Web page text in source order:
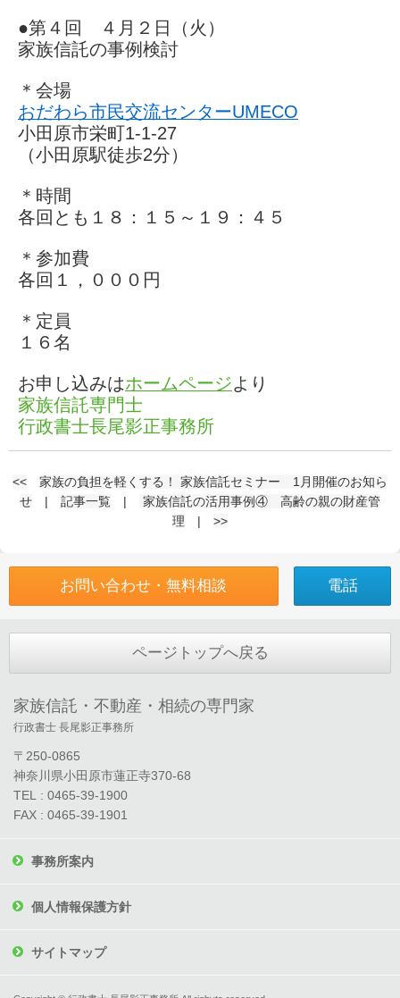
●第４回 ４月２日（火）
家族信託の事例検討
＊会場
おだわら市民交流センターUMECO
小田原市栄町1-1-27
（小田原駅徒歩2分）
＊時間
各回とも１８：１５～１９：４５
＊参加費
各回１，０００円
＊定員
１６名
お申し込みはホームページより
家族信託専門士
行政書士長尾影正事務所
<<
家族の負担を軽くする！ 家族信託セミナー 1月開催のお知ら
せ | 記事一覧 |
家族信託の活用事例④ 高齢の親の財産管
理 | >>
お問い合わせ・無料相談 電話
ページトップへ戻る
家族信託・不動産・相続の専門家
行政書士 長尾影正事務所
〒250-0865
神奈川県小田原市蓮正寺370-68
TEL : 0465-39-1900
FAX : 0465-39-1901
事務所案内
個人情報保護方針
サイトマップ